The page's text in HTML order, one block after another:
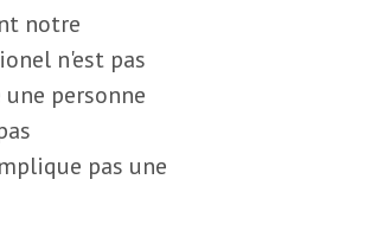
notre
n'est pas
personne
pas une